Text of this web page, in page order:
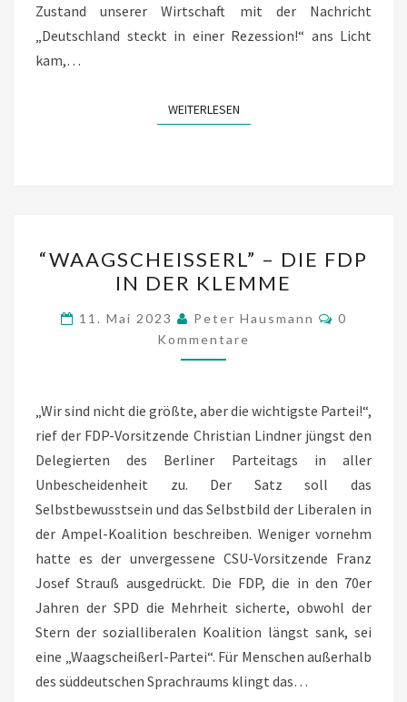
Zustand unserer Wirtschaft mit der Nachricht
„Deutschland steckt in einer Rezession!“ ans Licht
kam,…
WEITERLESENWEITERLESEN
–
DIE
FDP
IN
DER
“WAAGSCHEISSERL” – DIE FDP
IN DER KLEMME
11. Mai 2023 Peter Hausmann
0
Kommentare
„Wir sind nicht die größte, aber die wichtigste Partei!“,
rief der FDP-Vorsitzende Christian Lindner jüngst den
Delegierten des Berliner Parteitags in aller
Unbescheidenheit zu. Der Satz soll das
Selbstbewusstsein und das Selbstbild der Liberalen in
der Ampel-Koalition beschreiben. Weniger vornehm
hatte es der unvergessene CSU-Vorsitzende Franz
Josef Strauß ausgedrückt. Die FDP, die in den 70er
Jahren der SPD die Mehrheit sicherte, obwohl der
Stern der sozialliberalen Koalition längst sank, sei
eine „Waagscheißerl-Partei“. Für Menschen außerhalb
des süddeutschen Sprachraums klingt das…